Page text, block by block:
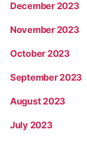
December 2023
November 2023
October 2023
September 2023
August 2023
July 2023